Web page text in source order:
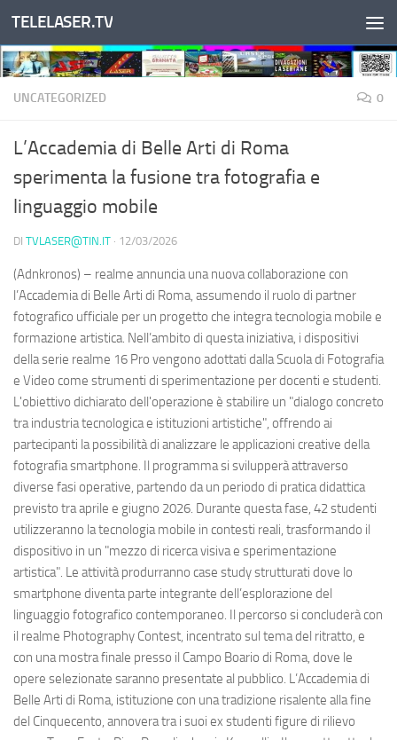
Salta al contenuto
TELELASER.TV
UNCATEGORIZED 0
L’Accademia di Belle Arti di Roma
sperimenta la fusione tra fotografia e
linguaggio mobile
DI TVLASER@TIN.IT · 12/03/2026
(Adnkronos) – realme annuncia una nuova collaborazione con
l’Accademia di Belle Arti di Roma, assumendo il ruolo di partner
fotografico ufficiale per un progetto che integra tecnologia mobile e
formazione artistica. Nell’ambito di questa iniziativa, i dispositivi
della serie realme 16 Pro vengono adottati dalla Scuola di Fotografia
e Video come strumenti di sperimentazione per docenti e studenti.
L'obiettivo dichiarato dell'operazione è stabilire un "dialogo concreto
tra industria tecnologica e istituzioni artistiche", offrendo ai
partecipanti la possibilità di analizzare le applicazioni creative della
fotografia smartphone. Il programma si svilupperà attraverso
diverse fasi operative, partendo da un periodo di pratica didattica
previsto tra aprile e giugno 2026. Durante questa fase, 42 studenti
utilizzeranno la tecnologia mobile in contesti reali, trasformando il
dispositivo in un "mezzo di ricerca visiva e sperimentazione
artistica". Le attività produrranno case study strutturati dove lo
smartphone diventa parte integrante dell’esplorazione del
linguaggio fotografico contemporaneo. Il percorso si concluderà con
il realme Photography Contest, incentrato sul tema del ritratto, e
con una mostra finale presso il Campo Boario di Roma, dove le
opere selezionate saranno presentate al pubblico. L’Accademia di
Belle Arti di Roma, istituzione con una tradizione risalente alla fine
del Cinquecento, annovera tra i suoi ex studenti figure di rilievo